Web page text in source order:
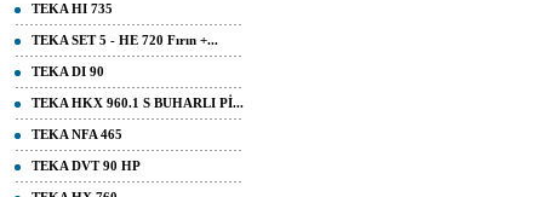
TEKA HI 735
TEKA SET 5 - HE 720 Fırın +...
TEKA DI 90
TEKA HKX 960.1 S BUHARLI Pİ...
TEKA NFA 465
TEKA DVT 90 HP